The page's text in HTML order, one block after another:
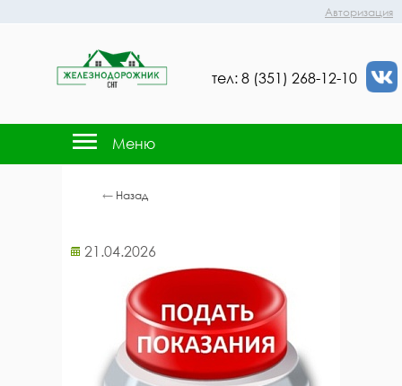
Авторизация
тел: 8 (351) 268-12-10
Меню
← Назад
21.04.2026